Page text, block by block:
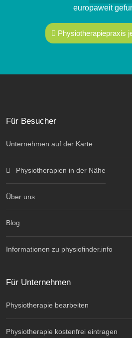
europaweit
Physiotherapiepraxis
Für Besucher
Unternehmen auf der Karte
Physiotherapien in der Nähe
Über uns
Blog
Informationen zu physiofinder.info
Für Unternehmen
Physiotherapie bearbeiten
Physiotherapie kostenfrei eintragen